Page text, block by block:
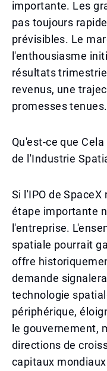
importante. Les
pas toujours
prévisibles. Le
l'enthousiasme
résultats
revenus, une
promesses tenues.
Qu'est-ce que
de l'Industrie
Si l'IPO de
étape importante
l'entreprise.
spatiale pourrait
offre
demande
technologie
périphérique,
le gouvernement,
directions de
capitaux